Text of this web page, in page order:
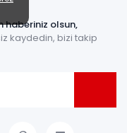
haberiniz olsun,
kaydedin, bizi takip